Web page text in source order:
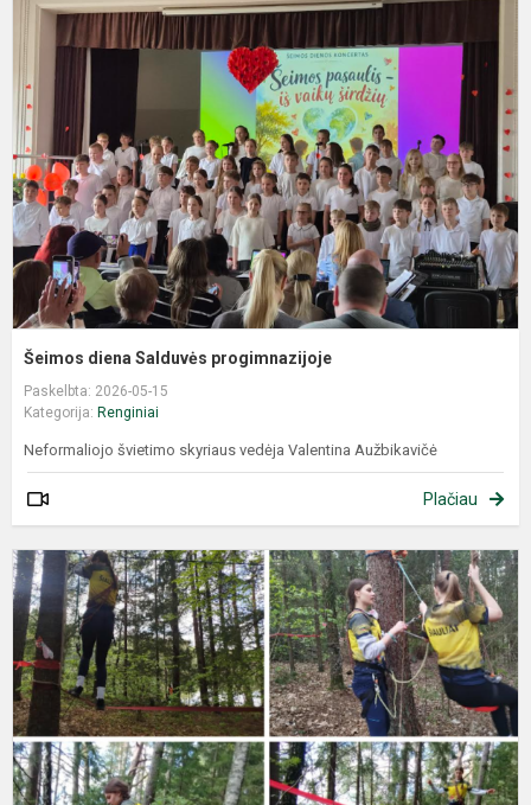
Šeimos diena Salduvės progimnazijoje
Paskelbta: 2026-05-15
Kategorija: Renginiai
Neformaliojo švietimo skyriaus vedėja Valentina Aužbikavičė
Plačiau